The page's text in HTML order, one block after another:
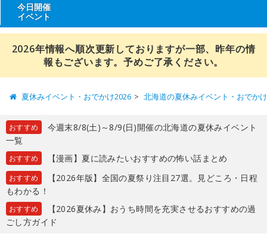
今日開催
イベント
2026年情報へ順次更新しておりますが一部、昨年の情
報もございます。予めご了承ください。
夏休みイベント・おでかけ2026 北海道の夏休みイベント・おでか
おすすめ
今週末8/8(土)～8/9(日)開催の北海道の夏休みイベント
一覧
おすすめ 【漫画】夏に読みたいおすすめの怖い話まとめ
おすすめ
【2026年版】全国の夏祭り注目27選。見どころ・日程
もわかる！
おすすめ
【2026夏休み】おうち時間を充実させるおすすめの過
ごし方ガイド